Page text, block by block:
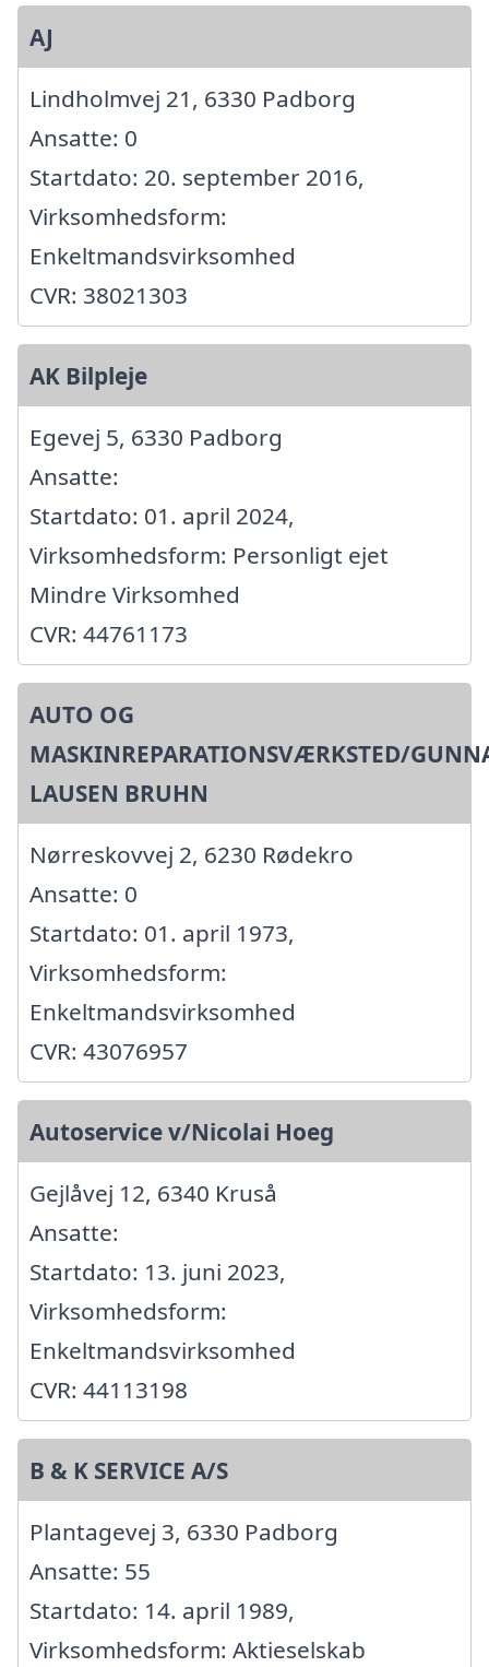
AJ
Lindholmvej 21, 6330 Padborg
Ansatte: 0
Startdato: 20. september 2016,
Virksomhedsform:
Enkeltmandsvirksomhed
CVR: 38021303
AK Bilpleje
Egevej 5, 6330 Padborg
Ansatte:
Startdato: 01. april 2024,
Virksomhedsform: Personligt ejet
Mindre Virksomhed
CVR: 44761173
AUTO OG
MASKINREPARATIONSVÆRKSTED/
LAUSEN BRUHN
Nørreskovvej 2, 6230 Rødekro
Ansatte: 0
Startdato: 01. april 1973,
Virksomhedsform:
Enkeltmandsvirksomhed
CVR: 43076957
Autoservice v/Nicolai Hoeg
Gejlåvej 12, 6340 Kruså
Ansatte:
Startdato: 13. juni 2023,
Virksomhedsform:
Enkeltmandsvirksomhed
CVR: 44113198
B & K SERVICE A/S
Plantagevej 3, 6330 Padborg
Ansatte: 55
Startdato: 14. april 1989,
Virksomhedsform: Aktieselskab